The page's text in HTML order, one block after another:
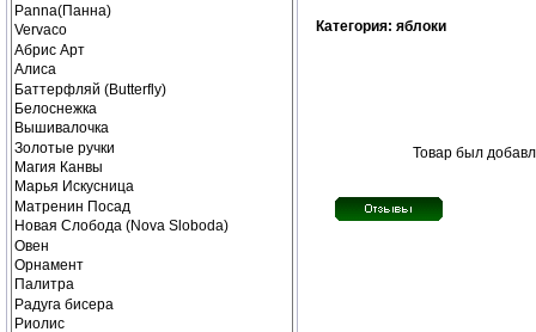
Категория: яблоки
Товар был